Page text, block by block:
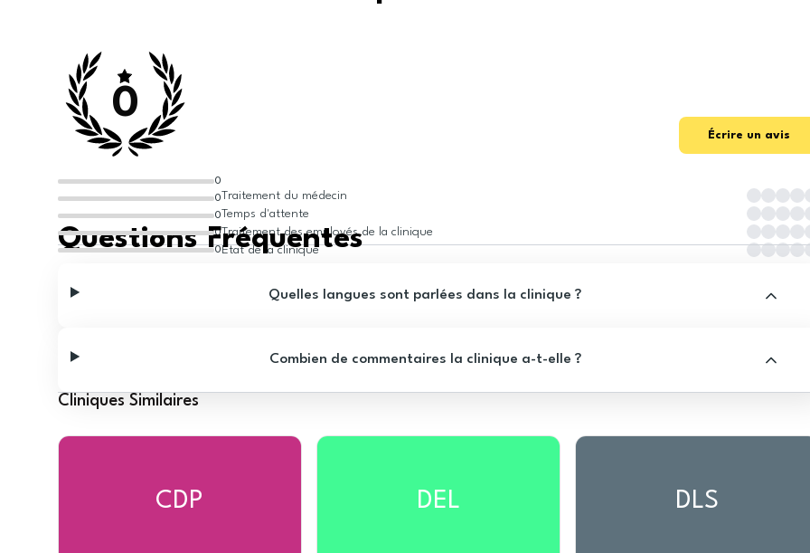
0
0
0
0
0
0
Écrire un avis
Traitement du médecin
Temps d'attente
Traitement des employés de la clinique
État de la clinique
Questions Fréquentes
Quelles langues sont parlées dans la clinique ?
Combien de commentaires la clinique a-t-elle ?
Cliniques Similaires
CDP DEL DLS